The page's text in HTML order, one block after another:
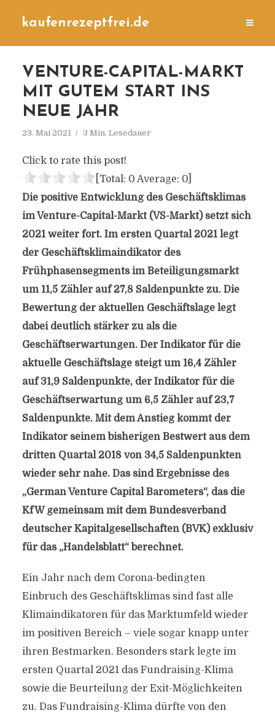
kaufenrezeptfrei.de
VENTURE-CAPITAL-MARKT
MIT GUTEM START INS
NEUE JAHR
23. Mai 2021 3 Min. Lesedauer
Click to rate this post!
[Total: 0 Average: 0]
Die positive Entwicklung des Geschäftsklimas
im Venture-Capital-Markt (VS-Markt) setzt sich
2021 weiter fort. Im ersten Quartal 2021 legt
der Geschäftsklimaindikator des
Frühphasensegments im Beteiligungsmarkt
um 11,5 Zähler auf 27,8 Saldenpunkte zu. Die
Bewertung der aktuellen Geschäftslage legt
dabei deutlich stärker zu als die
Geschäftserwartungen. Der Indikator für die
aktuelle Geschäftslage steigt um 16,4 Zähler
auf 31,9 Saldenpunkte, der Indikator für die
Geschäftserwartung um 6,5 Zähler auf 23,7
Saldenpunkte. Mit dem Anstieg kommt der
Indikator seinem bisherigen Bestwert aus dem
dritten Quartal 2018 von 34,5 Saldenpunkten
wieder sehr nahe. Das sind Ergebnisse des
„German Venture Capital Barometers“, das die
KfW gemeinsam mit dem Bundesverband
deutscher Kapitalgesellschaften (BVK) exklusiv
für das „Handelsblatt“ berechnet.
Ein Jahr nach dem Corona-bedingten
Einbruch des Geschäftsklimas sind fast alle
Klimaindikatoren für das Marktumfeld wieder
im positiven Bereich – viele sogar knapp unter
ihren Bestmarken. Besonders stark legte im
ersten Quartal 2021 das Fundraising-Klima
sowie die Beurteilung der Exit-Möglichkeiten
zu. Das Fundraising-Klima dürfte von den